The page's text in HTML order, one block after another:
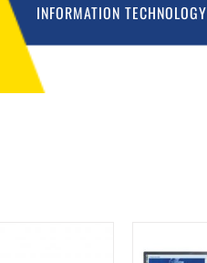
INFORMATION TECHNOLOGY